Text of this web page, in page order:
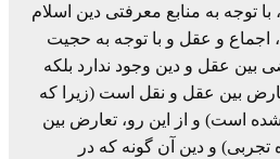
توجه به منابع معرفتی دین اسلام
اجماع و عقل و با توجه به حجیت
بین عقل و دین وجود ندارد بلکه
بین عقل و نقل است (زیرا که
است) و از این رو، تعارض بین
و دین آن گونه که در